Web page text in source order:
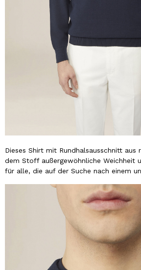
Dieses Shirt mit Rundhalsausschnitt
dem Stoff außergewöhnliche Weichheit
für alle, die auf der Suche nach einem